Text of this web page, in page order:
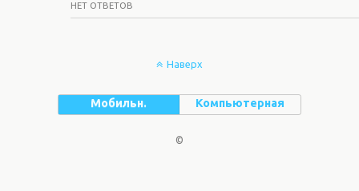
НЕТ ОТВЕТОВ
Наверх
Мобильн. Компьютерная
©